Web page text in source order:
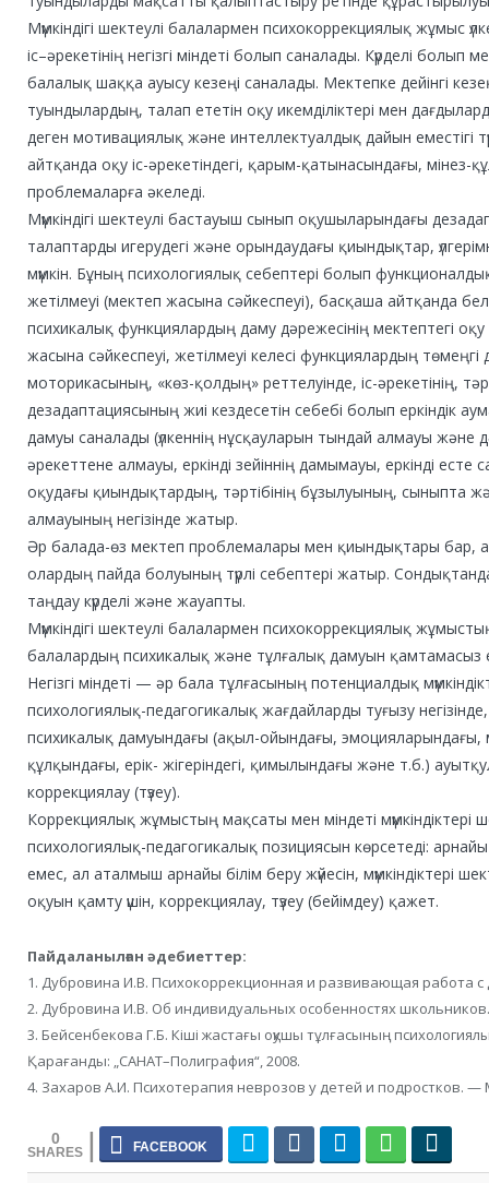
Мүмкіндігі шектеулі балалармен психокоррекциялық жұмыс
іс–әрекетінің негізгі міндеті болып саналады. Күрделі болып
балалық шаққа ауысу кезеңі саналады. Мектепке дейінгі
туындылардың, талап ететін оқу икемділіктері мен
деген мотивациялық және интеллектуалдық дайын еместігі
айтқанда оқу іс-әрекетіндегі, қарым-қатынасындағы, мінез-
проблемаларға әкеледі.
Мүмкіндігі шектеулі бастауыш сынып оқушыларындағы
талаптарды игерудегі және орындаудағы қиындықтар,
мүмкін. Бұның психологиялық себептері болып
жетілмеуі (мектеп жасына сәйкеспеуі), басқаша айтқанда
психикалық функциялардың даму дәрежесінің мектептегі оқу
жасына сәйкеспеуі, жетілмеуі келесі функциялардың
моторикасының, «көз-қолдың» реттелуінде, іс-әрекетінің,
дезадаптациясының жиі кездесетін себебі болып еркіндік
дамуы саналады (үлкеннің нұсқауларын тындай алмауы және
әрекеттене алмауы, еркінді зейіннің дамымауы, еркінді
оқудағы қиындықтардың, тәртібінің бұзылуының, сыныпта
алмауының негізінде жатыр.
Әр балада-өз мектеп проблемалары мен қиындықтары бар,
олардың пайда болуының түрлі себептері жатыр.
таңдау күрделі және жауапты.
Мүмкіндігі шектеулі балалармен психокоррекциялық
балалардың психикалық және тұлғалық дамуын қамтамасыз
Негізгі міндеті — әр бала тұлғасының потенциалдық
психологиялық-педагогикалық жағдайларды туғызу негізінде,
психикалық дамуындағы (ақыл-ойындағы, эмоцияларындағы,
құлқындағы, ерік- жігеріндегі, қимылындағы және т.б.)
коррекциялау (түзеу).
Коррекциялық жұмыстың мақсаты мен міндеті мүмкіндіктері
психологиялық-педагогикалық позициясын көрсетеді: арнайы
емес, ал аталмыш арнайы білім беру жүйесін, мүмкіндіктері
оқуын қамту үшін, коррекциялау, түзеу (бейімдеу) қажет.
Пайдаланылған әдебиеттер:
1. Дубровина И.В. Психокоррекционная и развивающая работа с
2. Дубровина И.В. Об индивидуальных особенностях
3. Бейсенбекова Г.Б. Кіші жастағы оқушы тұлғасының
Қарағанды: „САНАТ–Полиграфия“, 2008.
4. Захаров А.И. Психотерапия неврозов у детей и подростков. —
0